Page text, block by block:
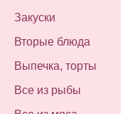
Закуски
Вторые блюда
Выпечка, торты
Все из рыбы